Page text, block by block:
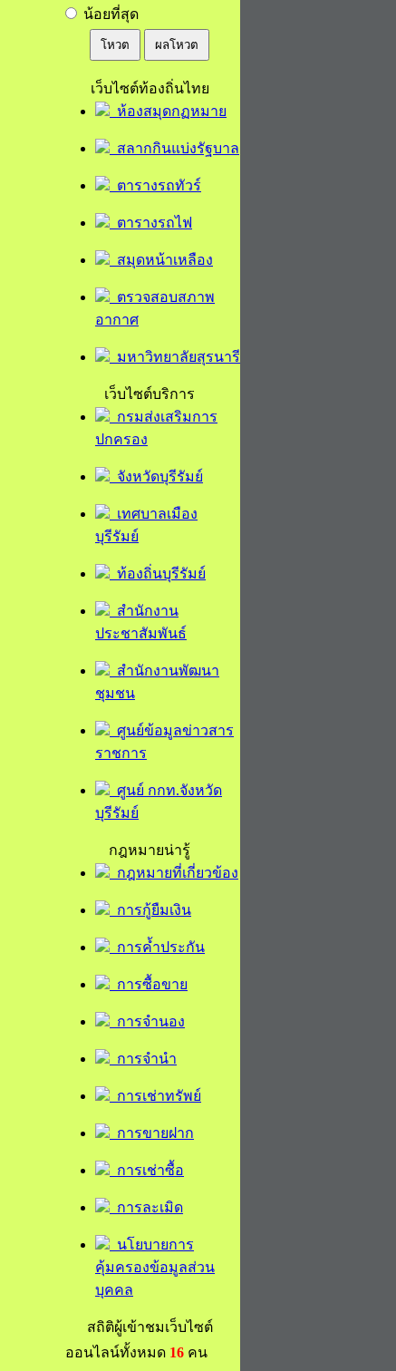
น้อยที่สุด
โหวต ผลโหวต
เว็บไซต์ท้องถิ่นไทย
ห้องสมุดกฏหมาย
สลากกินแบ่งรัฐบาล
ตารางรถทัวร์
ตารางรถไฟ
สมุดหน้าเหลือง
ตรวจสอบสภาพ
อากาศ
มหาวิทยาลัยสุรนารี
เว็บไซต์บริการ
กรมส่งเสริมการ
ปกครอง
จังหวัดบุรีรัมย์
เทศบาลเมือง
บุรีรัมย์
ท้องถิ่นบุรีรัมย์
สำนักงาน
ประชาสัมพันธ์
สำนักงานพัฒนา
ชุมชน
ศูนย์ข้อมูลข่าวสาร
ราชการ
ศูนย์ กกท.จังหวัด
บุรีรัมย์
กฎหมายน่ารู้
กฎหมายที่เกี่ยวข้อง
การกู้ยืมเงิน
การค้ำประกัน
การซื้อขาย
การจำนอง
การจำนำ
การเช่าทรัพย์
การขายฝาก
การเช่าซื้อ
การละเมิด
นโยบายการ
คุ้มครองข้อมูลส่วน
บุคคล
สถิติผู้เข้าชมเว็บไซต์
ออนไลน์ทั้งหมด 16 คน